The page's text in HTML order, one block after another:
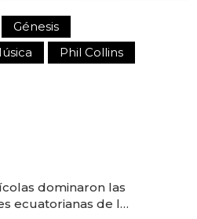
Génesis
Phil Collins
dominaron las
ecuatorianas de la